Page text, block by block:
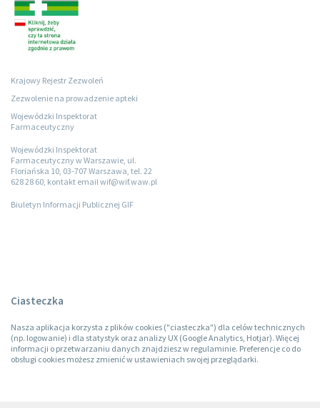
Krajowy Rejestr Zezwoleń
Zezwolenie na prowadzenie apteki
Wojewódzki Inspektorat
Farmaceutyczny
Wojewódzki Inspektorat
Farmaceutyczny w Warszawie, ul.
Floriańska 10, 03-707 Warszawa, tel. 22
628 28 60, kontakt email wif@wif.waw.pl
Biuletyn Informacji Publicznej GIF
Ciasteczka
Nasza aplikacja korzysta z plików cookies ("ciasteczka") dla celów technicznych
(np. logowanie) i dla statystyk oraz analizy UX (Google Analytics, Hotjar). Więcej
informacji o przetwarzaniu danych znajdziesz w regulaminie. Preferencje co do
obsługi cookies możesz zmienić w ustawieniach swojej przeglądarki.